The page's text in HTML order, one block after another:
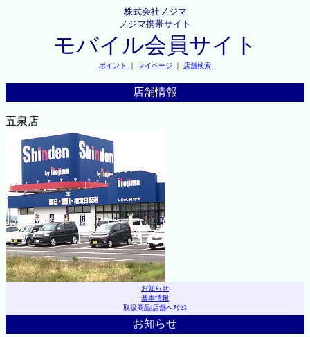
株式会社ノジマ
ノジマ携帯サイト
モバイル会員サイト
ポイント ｜ マイページ ｜ 店舗検索
店舗情報
五泉店
お知らせ
基本情報
取扱商品|店舗へｱｸｾｽ
お知らせ